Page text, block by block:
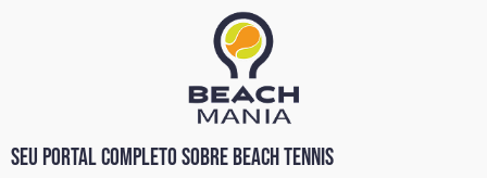
Seu portal completo sobre Beach Tennis